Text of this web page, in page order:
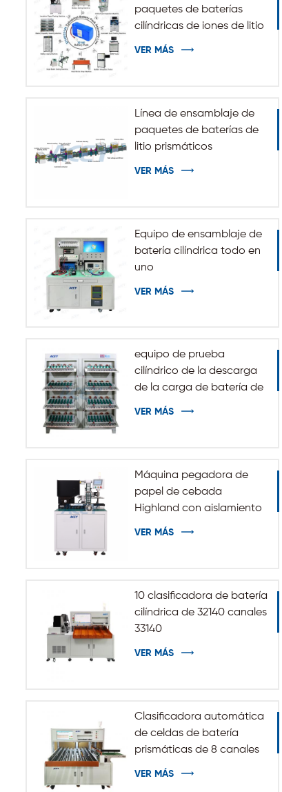
paquetes de baterías
cilíndricas de iones de litio
32140 33140
VER MÁS
Línea de ensamblaje de
paquetes de baterías de
litio prismáticos
automáticos
VER MÁS
Equipo de ensamblaje de
batería cilíndrica todo en
uno
VER MÁS
equipo de prueba
cilíndrico de la descarga
de la carga de batería de
5V 10A 20A 18650-32140
VER MÁS
Máquina pegadora de
papel de cebada
Highland con aislamiento
automático para batería
VER MÁS
10 clasificadora de batería
cilíndrica de 32140 canales
33140
VER MÁS
Clasificadora automática
de celdas de batería
prismáticas de 8 canales
VER MÁS